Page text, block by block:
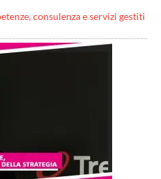
consulenza e servizi gestiti